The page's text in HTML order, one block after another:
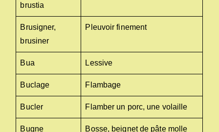
brustia
Brusigner,
brusiner
Pleuvoir finement
Bua Lessive
Buclage Flambage
Bucler Flamber un porc, une volaille
Bugne Bosse, beignet de pâte molle